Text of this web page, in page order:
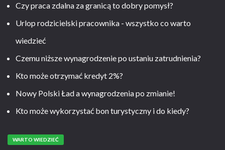
Czy praca zdalna za granicą to dobry pomysł?
Urlop rodzicielski pracownika - wszystko co warto
wiedzieć
Czemu niższe wynagrodzenie po ustaniu zatrudnienia?
Kto może otrzymać kredyt 2%?
Nowy Polski Ład a wynagrodzenia po zmianie!
Kto może wykorzystać bon turystyczny i do kiedy?
WARTO WIEDZIEĆ